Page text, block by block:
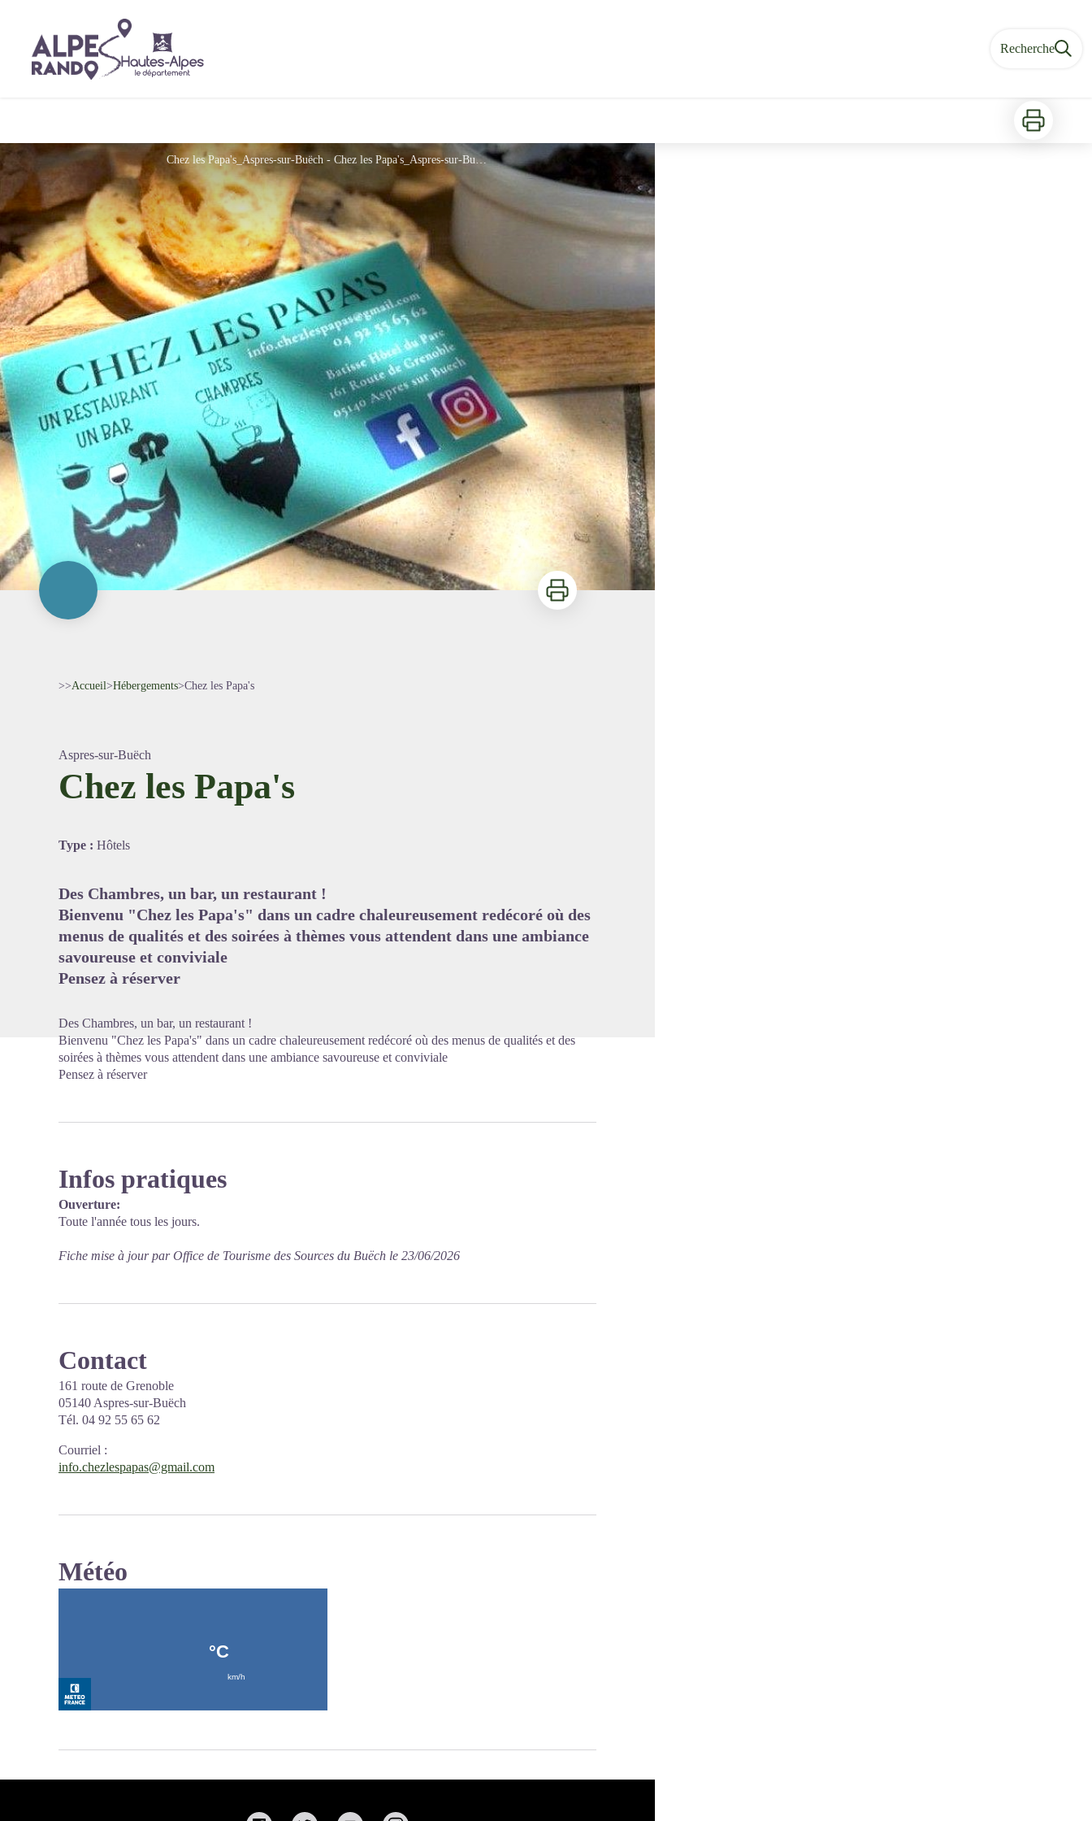
Recherche
Imprimer
Chez les Papa's_Aspres-sur-Buëch - Chez les Papa's_Aspres-sur-Buëch
Imprimer
>>Accueil>Hébergements>Chez les Papa's
Aspres-sur-Buëch
Chez les Papa's
Type : Hôtels
Des Chambres, un bar, un restaurant !
Bienvenu "Chez les Papa's" dans un cadre chaleureusement redécoré où des
menus de qualités et des soirées à thèmes vous attendent dans une ambiance
savoureuse et conviviale
Pensez à réserver
Des Chambres, un bar, un restaurant !
Bienvenu "Chez les Papa's" dans un cadre chaleureusement redécoré où des menus de qualités et des
soirées à thèmes vous attendent dans une ambiance savoureuse et conviviale
Pensez à réserver
Infos pratiques
Ouverture:
Toute l'année tous les jours.
Fiche mise à jour par Office de Tourisme des Sources du Buëch le 23/06/2026
Contact
161 route de Grenoble
05140 Aspres-sur-Buëch
Tél. 04 92 55 65 62
Courriel :
info.chezlespapas@gmail.com
Météo